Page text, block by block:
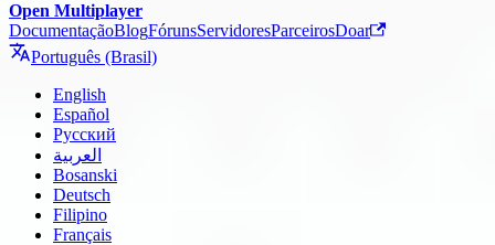
Open Multiplayer
DocumentaçãoBlogFórunsServidoresParceirosDoar
Português (Brasil)
English
Español
Русский
العربية
Bosanski
Deutsch
Filipino
Français